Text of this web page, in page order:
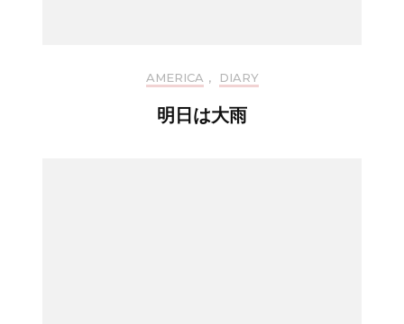
AMERICA , DIARY
明日は大雨